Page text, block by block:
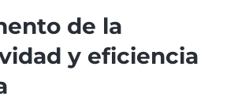
de la
y eficiencia